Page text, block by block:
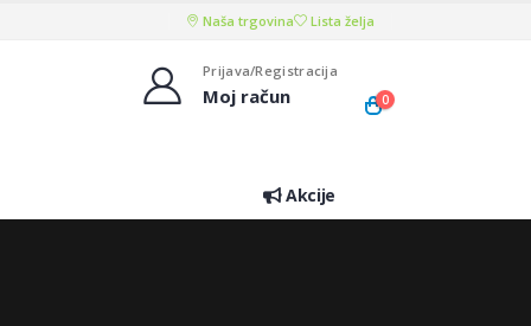
Naša trgovina Lista želja
Prijava/Registracija
Moj račun 0
Akcije